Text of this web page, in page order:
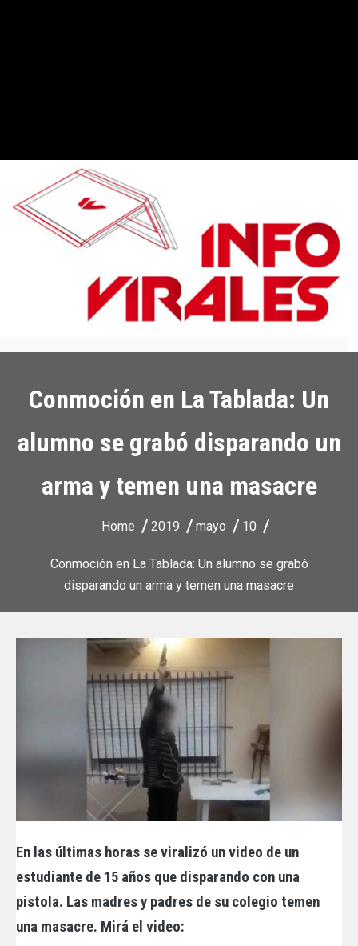
Conmoción en La Tablada: Un
alumno se grabó disparando un
arma y temen una masacre
Home 2019 mayo 10
Conmoción en La Tablada: Un alumno se grabó
disparando un arma y temen una masacre
En las últimas horas se viralizó un video de un
estudiante de 15 años que disparando con una
pistola. Las madres y padres de su colegio temen
una masacre. Mirá el video: